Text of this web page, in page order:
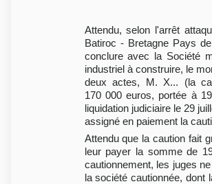
Attendu, selon l'arrêt
Batiroc - Bretagne Pays
conclure avec la Société
industriel à construire, le
deux actes, M. X... (la
170 000 euros, portée à
liquidation judiciaire le 29
assigné en paiement la
Attendu que la caution fait
leur payer la somme de
cautionnement, les juges
la société cautionnée,